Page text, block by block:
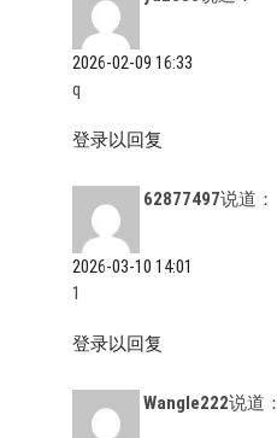
2026-02-09 16:33
q
登录以回复
62877497说道：
2026-03-10 14:01
1
登录以回复
Wangle222说道：